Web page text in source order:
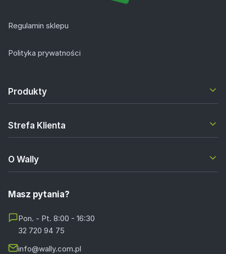
Regulamin sklepu
Polityka prywatności
Produkty
Strefa Klienta
O Wally
Masz pytania?
Pon. - Pt. 8:00 - 16:30
32 720 94 75
info@wally.com.pl